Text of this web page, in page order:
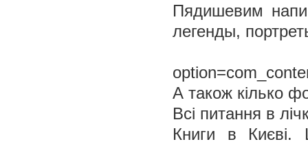
Пядишевим
легенды,
А також кілько
Всі питання в
Книги в